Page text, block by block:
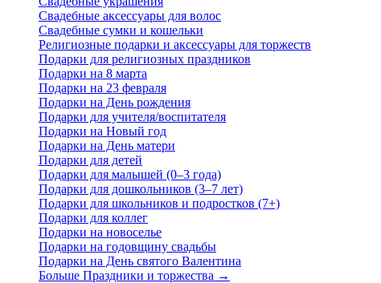
Свадебные аксессуары для волос
Свадебные сумки и кошельки
Религиозные подарки и аксессуары для торжеств
Подарки для религиозных праздников
Подарки на 8 марта
Подарки на 23 февраля
Подарки на День рождения
Подарки для учителя/воспитателя
Подарки на Новый год
Подарки на День матери
Подарки для детей
Подарки для малышей (0–3 года)
Подарки для дошкольников (3–7 лет)
Подарки для школьников и подростков (7+)
Подарки для коллег
Подарки на новоселье
Подарки на годовщину свадьбы
Подарки на День святого Валентина
Больше Праздники и торжества →